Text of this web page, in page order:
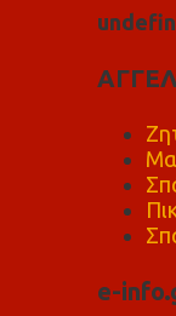
undefn
e-